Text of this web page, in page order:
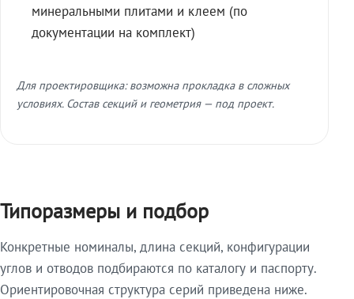
минеральными плитами и клеем (по
документации на комплект)
Для проектировщика: возможна прокладка в сложных
условиях. Состав секций и геометрия — под проект.
Типоразмеры и подбор
Конкретные номиналы, длина секций, конфигурации
углов и отводов подбираются по каталогу и паспорту.
Ориентировочная структура серий приведена ниже.